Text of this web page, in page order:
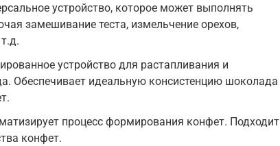
устройство, которое может выполнять
замешивание теста, измельчение орехов,
устройство для растапливания и
Обеспечивает идеальную консистенцию шоколада
процесс формирования конфет. Подходит
конфет.